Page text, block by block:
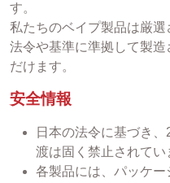
す。
私たちのベイプ製品は厳
法令や基準に準拠して製
だけます。
安全情報
日本の法令に基づき
渡は固く禁止されてい
各製品には、パッケ